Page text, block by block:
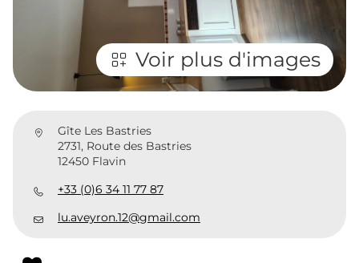
Voir plus d'images
Gîte Les Bastries
2731, Route des Bastries
12450 Flavin
+33 (0)6 34 11 77 87
lu.aveyron.12@gmail.com